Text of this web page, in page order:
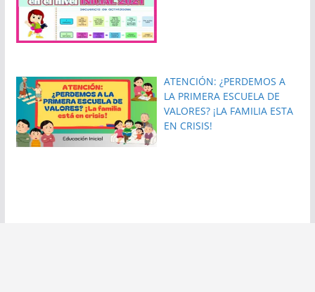
ATENCIÓN: ¿PERDEMOS A
LA PRIMERA ESCUELA DE
VALORES? ¡LA FAMILIA ESTA
EN CRISIS!